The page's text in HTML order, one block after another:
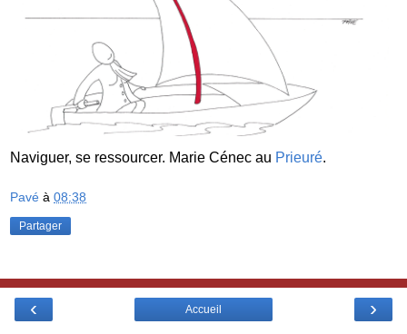
Naviguer, se ressourcer. Marie Cénec au Prieuré.
Pavé à 08:38
Partager
‹ ›
Accueil